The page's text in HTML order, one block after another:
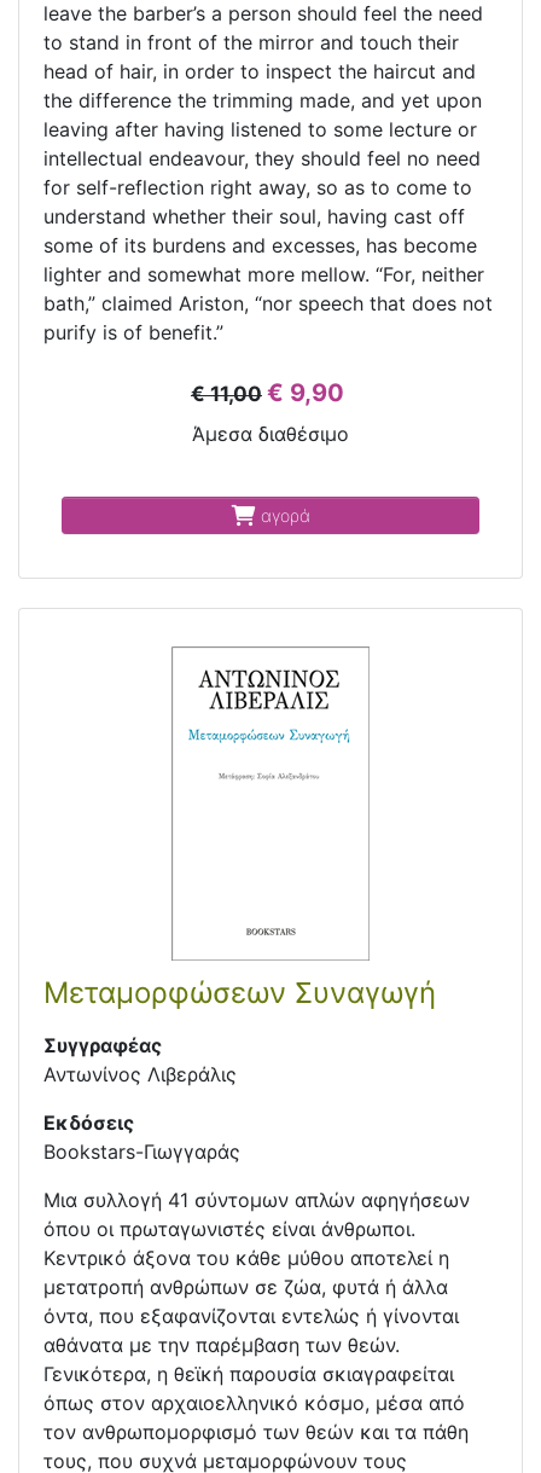
leave the barber’s a person should feel the need
to stand in front of the mirror and touch their
head of hair, in order to inspect the haircut and
the difference the trimming made, and yet upon
leaving after having listened to some lecture or
intellectual endeavour, they should feel no need
for self-reflection right away, so as to come to
understand whether their soul, having cast off
some of its burdens and excesses, has become
lighter and somewhat more mellow. “For, neither
bath,” claimed Ariston, “nor speech that does not
purify is of benefit.”
€ 11,00 € 9,90
Άμεσα διαθέσιμο
αγορά
Μεταμορφώσεων Συναγωγή
Συγγραφέας
Αντωνίνος Λιβεράλις
Εκδόσεις
Bookstars-Γιωγγαράς
Μια συλλογή 41 σύντομων απλών αφηγήσεων
όπου οι πρωταγωνιστές είναι άνθρωποι.
Κεντρικό άξονα του κάθε μύθου αποτελεί η
μετατροπή ανθρώπων σε ζώα, φυτά ή άλλα
όντα, που εξαφανίζονται εντελώς ή γίνονται
αθάνατα με την παρέμβαση των θεών.
Γενικότερα, η θεϊκή παρουσία σκιαγραφείται
όπως στον αρχαιοελληνικό κόσμο, μέσα από
τον ανθρωπομορφισμό των θεών και τα πάθη
τους, που συχνά μεταμορφώνουν τους